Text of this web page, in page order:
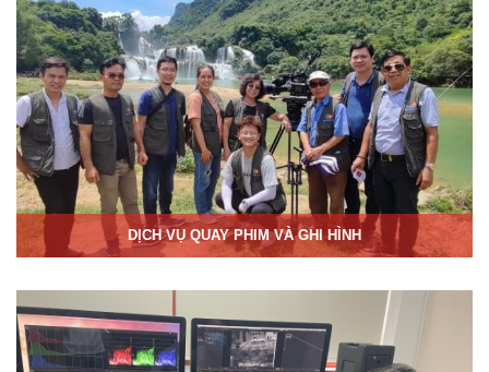
DỊCH VỤ QUAY PHIM VÀ GHI HÌNH